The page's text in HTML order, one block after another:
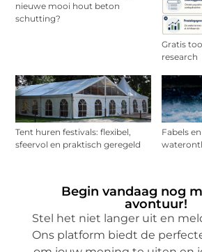
nieuwe mooi hout beton
schutting?
Gratis
research
Tent huren festivals: flexibel,
sfeervol en praktisch geregeld
Fabels
Begin vandaag nog
avontuur!
Stel het niet langer uit en
Ons platform biedt de